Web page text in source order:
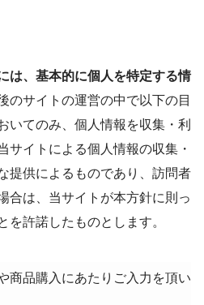
は、基本的に個人を特定する情
のサイトの運営の中で以下の目
いてのみ、個人情報を収集・利
サイトによる個人情報の収集・
提供によるものであり、訪問者
合は、当サイトが本方針に則っ
を許諾したものとします。
商品購入にあたりご入力を頂い